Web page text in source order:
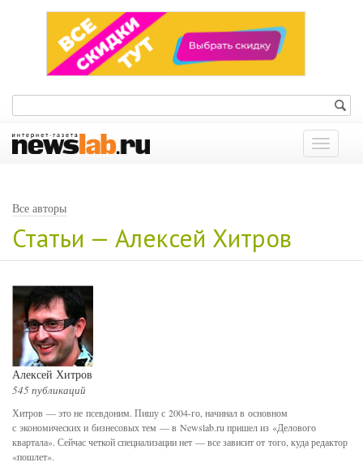
Показать
меню
Все авторы
Статьи — Алексей Хитров
Алексей Хитров
545 публикаций
Хитров — это не псевдоним. Пишу с 2004-го, начинал в основном
с экономических и бизнесовых тем — в Newslab.ru пришел из «Делового
квартала». Сейчас четкой специализации нет — все зависит от того, куда редактор
«пошлет».